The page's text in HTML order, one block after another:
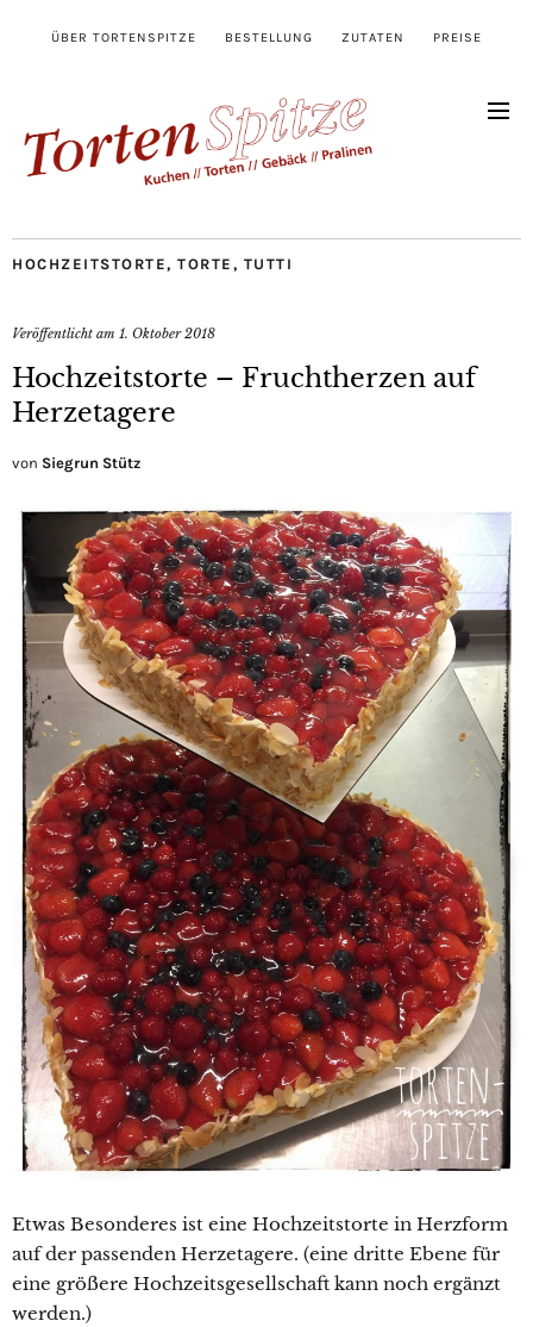
ÜBER TORTENSPITZE BESTELLUNG ZUTATEN PREISE
HOCHZEITSTORTE, TORTE , TUTTI
Veröffentlicht am 1. Oktober 2018
Hochzeitstorte – Fruchtherzen auf
Herzetagere
von Siegrun Stütz
Etwas Besonderes ist eine Hochzeitstorte in Herzform
auf der passenden Herzetagere. (eine dritte Ebene für
eine größere Hochzeitsgesellschaft kann noch ergänzt
werden.)